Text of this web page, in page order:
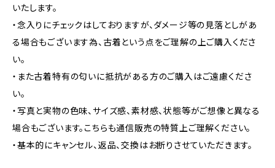
いたします。
・念入りにチェックはしておりますが、ダメージ等の見落としがあ
る場合もございます為、古着という点をご理解の上ご購入くださ
い。
・また古着特有の匂いに抵抗がある方のご購入はご遠慮くださ
い。
・写真と実物の色味、サイズ感、素材感、状態等がご想像と異なる
場合もございます。こちらも通信販売の特質上ご理解ください。
・基本的にキャンセル、返品、交換はお断りさせていただきます。